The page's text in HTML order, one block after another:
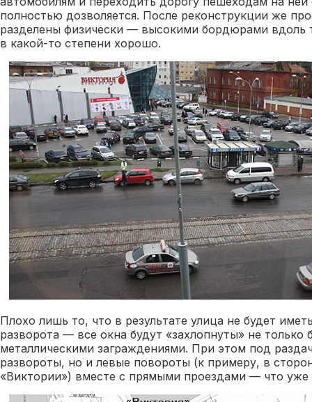
полностью дозволяется. После реконструкции же
разделены физически — высокими бордюрами вдоль
в какой-то степени хорошо.
Плохо лишь то, что в результате улица не будет
разворота — все окна будут «захлопнуты» не
металлическими заграждениями. При этом под
развороты, но и левые повороты (к примеру, в
«Виктории») вместе с прямыми проездами — что